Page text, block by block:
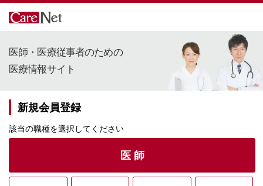
医師・医療従事者のための
医療情報サイト
新規会員登録
該当の職種を選択してください
医 師